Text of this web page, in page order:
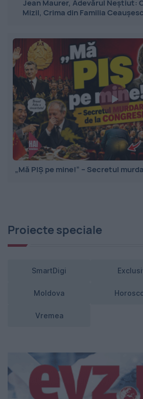
Jean Maurer, Adevărul Neștiut:
Mizil, Crima din Familia
„Mă PIȘ pe mine!” – Secretul
Proiecte speciale
SmartDigi
Moldova
Vremea